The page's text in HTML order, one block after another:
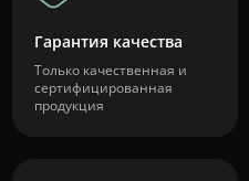
Гарантия качества
Только качественная и
сертифицированная
продукция